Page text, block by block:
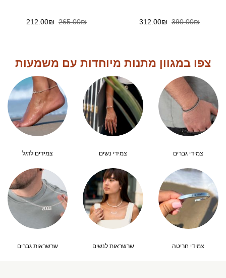
390.00₪
המחיר
312.00₪
המחיר
265.00₪
המחיר
212.00₪
צפו במגוון מתנות מיוחדות עם משמעות
צמידי גברים צמידי נשים צמידים לרגל
צמידי חריטה שרשראות לנשים שרשראות גברים